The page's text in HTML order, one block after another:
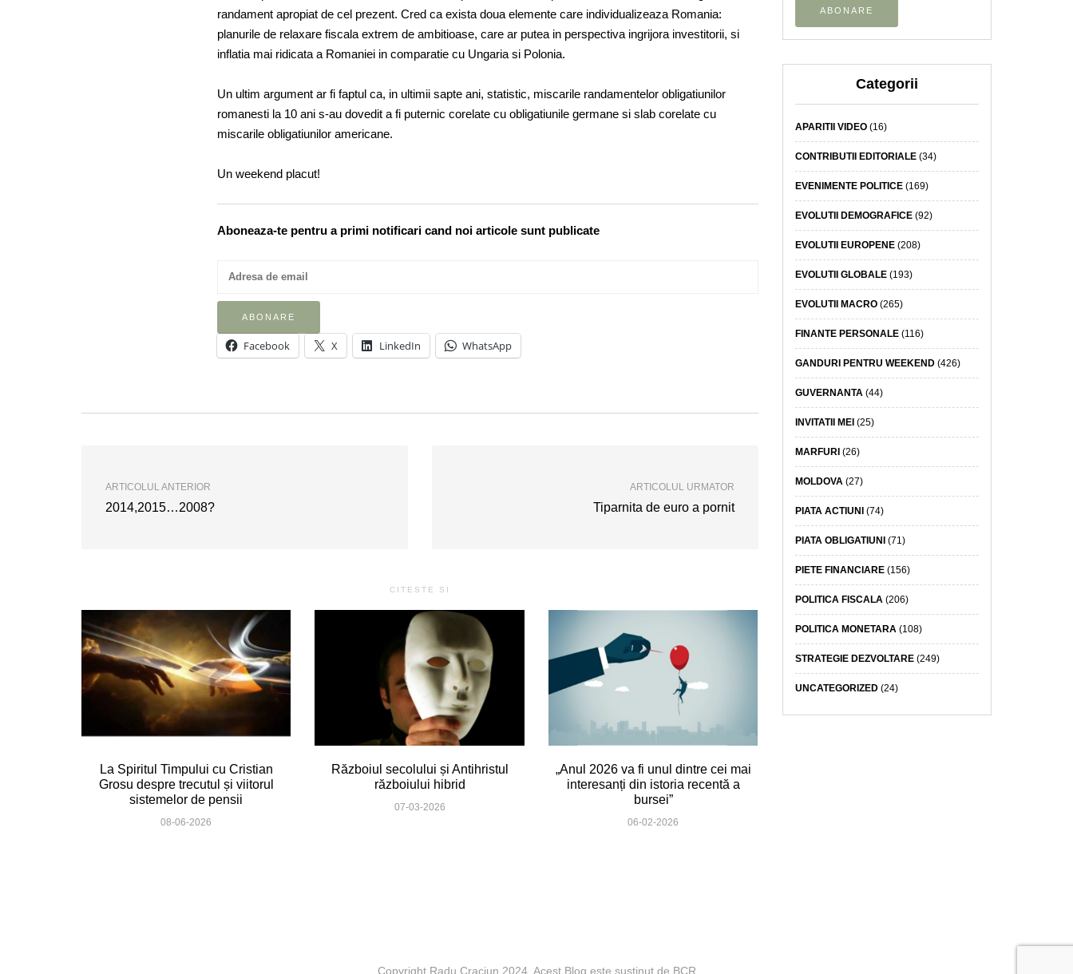
randament apropiat de cel prezent. Cred ca exista doua elemente care individualizeaza Romania:
planurile de relaxare fiscala extrem de ambitioase, care ar putea in perspectiva ingrijora investitorii, si
inflatia mai ridicata a Romaniei in comparatie cu Ungaria si Polonia.
Un ultim argument ar fi faptul ca, in ultimii sapte ani, statistic, miscarile randamentelor obligatiunilor
romanesti la 10 ani s-au dovedit a fi puternic corelate cu obligatiunile germane si slab corelate cu
miscarile obligatiunilor americane.
Un weekend placut!
Aboneaza-te pentru a primi notificari cand noi articole sunt publicate
Facebook X LinkedIn WhatsApp
ARTICOLUL ANTERIOR
2014,2015…2008?
ARTICOLUL URMATOR
Tiparnita de euro a pornit
CITESTE SI
La Spiritul Timpului cu Cristian
Grosu despre trecutul și viitorul
sistemelor de pensii
08-06-2026
Războiul secolului și Antihristul
războiului hibrid
07-03-2026
„Anul 2026 va fi unul dintre cei mai
interesanți din istoria recentă a
bursei”
06-02-2026
Categorii
APARITII VIDEO(16)
CONTRIBUTII EDITORIALE(34)
EVENIMENTE POLITICE(169)
EVOLUTII DEMOGRAFICE(92)
EVOLUTII EUROPENE(208)
EVOLUTII GLOBALE(193)
EVOLUTII MACRO(265)
FINANTE PERSONALE(116)
GANDURI PENTRU WEEKEND(426)
GUVERNANTA (44)
INVITATII MEI(25)
MARFURI(26)
MOLDOVA (27)
PIATA ACTIUNI(74)
PIATA OBLIGATIUNI(71)
PIETE FINANCIARE(156)
POLITICA FISCALA (206)
POLITICA MONETARA (108)
STRATEGIE DEZVOLTARE(249)
UNCATEGORIZED(24)
Copyright Radu Craciun 2024. Acest Blog este sustinut de BCR